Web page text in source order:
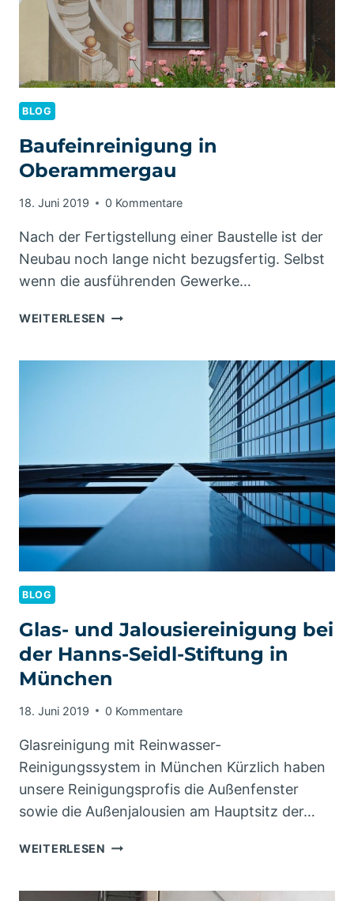
BLOG
Baufeinreinigung in
Oberammergau
18. Juni 2019 0 Kommentare
Nach der Fertigstellung einer Baustelle ist der
Neubau noch lange nicht bezugsfertig. Selbst
wenn die ausführenden Gewerke…
WEITERLESEN BAUFEINREINIGUNG
BLOG
Glas- und Jalousiereinigung bei
der Hanns-Seidl-Stiftung in
München
18. Juni 2019 0 Kommentare
Glasreinigung mit Reinwasser-
Reinigungssystem in München Kürzlich haben
unsere Reinigungsprofis die Außenfenster
sowie die Außenjalousien am Hauptsitz der…
WEITERLESEN GLAS-